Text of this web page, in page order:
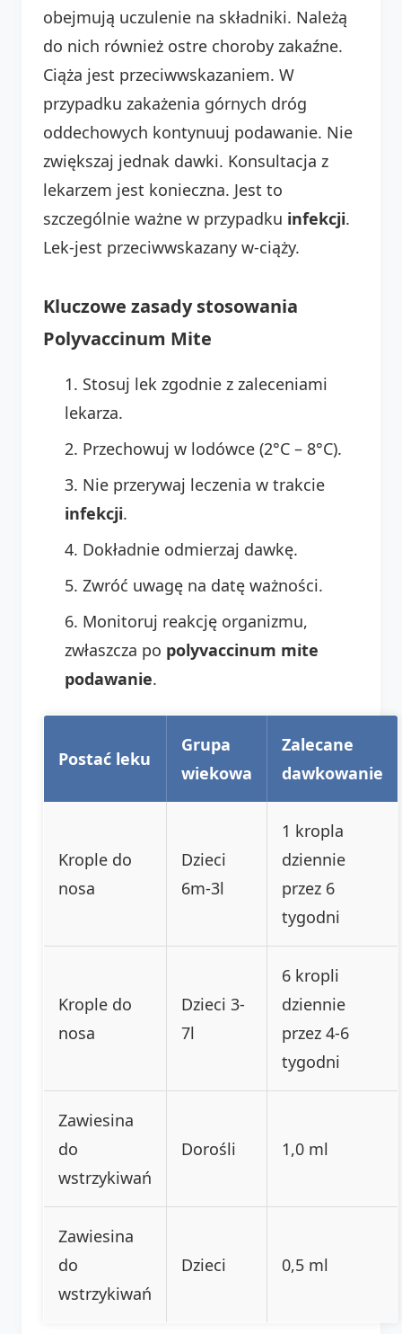
obejmują uczulenie na składniki. Należą
do nich również ostre choroby zakaźne.
Ciąża jest przeciwwskazaniem. W
przypadku zakażenia górnych dróg
oddechowych kontynuuj podawanie. Nie
zwiększaj jednak dawki. Konsultacja z
lekarzem jest konieczna. Jest to
szczególnie ważne w przypadku infekcji.
Lek-jest przeciwwskazany w-ciąży.
Kluczowe zasady stosowania
Polyvaccinum Mite
Stosuj lek zgodnie z zaleceniami
lekarza.
Przechowuj w lodówce (2°C – 8°C).
Nie przerywaj leczenia w trakcie
infekcji.
Dokładnie odmierzaj dawkę.
Zwróć uwagę na datę ważności.
Monitoruj reakcję organizmu,
zwłaszcza po polyvaccinum mite
podawanie.
Postać leku
Grupa
wiekowa
Zalecane
dawkowanie
Krople do
nosa
Dzieci
6m-3l
1 kropla
dziennie
przez 6
tygodni
Krople do
nosa
Dzieci 3-
7l
6 kropli
dziennie
przez 4-6
tygodni
Zawiesina
do
wstrzykiwań
Dorośli 1,0 ml
Zawiesina
do
wstrzykiwań
Dzieci 0,5 ml